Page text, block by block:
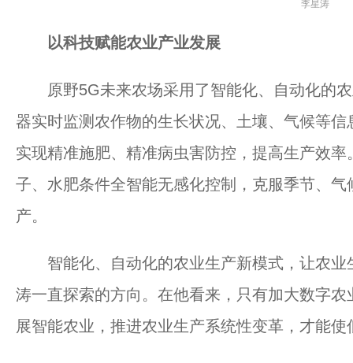
李星涛
以科技赋能农业产业发展
原野5G未来农场采用了智能化、自动化的农
器实时监测农作物的生长状况、土壤、气候等
实现精准施肥、精准病虫害防控，提高生产效
子、水肥条件全智能无感化控制，克服季节、
产。
智能化、自动化的农业生产新模式，让农业
涛一直探索的方向。在他看来，只有加大数字
展智能农业，推进农业生产系统性变革，才能